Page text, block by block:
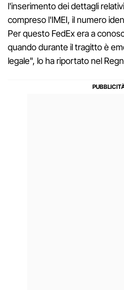
l'inserimento dei dettagli
compreso l'IMEI, il numero
Per questo FedEx era a
quando durante il tragitto è
legale", lo ha riportato nel